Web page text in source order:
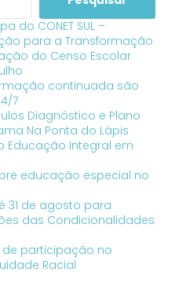
do CONET SUL –
para a Transformação
do Censo Escolar
continuada são
7
Diagnóstico e Plano
Na Ponta do Lápis
Educação Integral em
educação especial no
31 de agosto para
das Condicionalidades
de participação no
Racial